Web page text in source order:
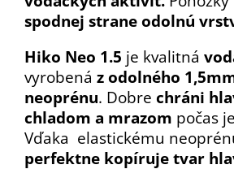
spodnej strane odolnú
Hiko Neo 1.5 je kvalitná
vyrobená z odolného
neoprénu. Dobre chráni
chladom a mrazom počas
Vďaka elastickému
perfektne kopíruje tvar